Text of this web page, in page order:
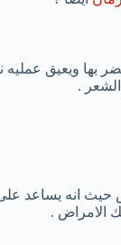
بها ويعيق
.
حيث انه يساعد
الامراض .